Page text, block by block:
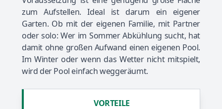
zum Aufstellen. Ideal ist darum ein eigener
Garten. Ob mit der eigenen Familie, mit Partner
oder solo: Wer im Sommer Abkühlung sucht, hat
damit ohne großen Aufwand einen eigenen Pool.
Im Winter oder wenn das Wetter nicht mitspielt,
wird der Pool einfach weggeräumt.
VORTEILE